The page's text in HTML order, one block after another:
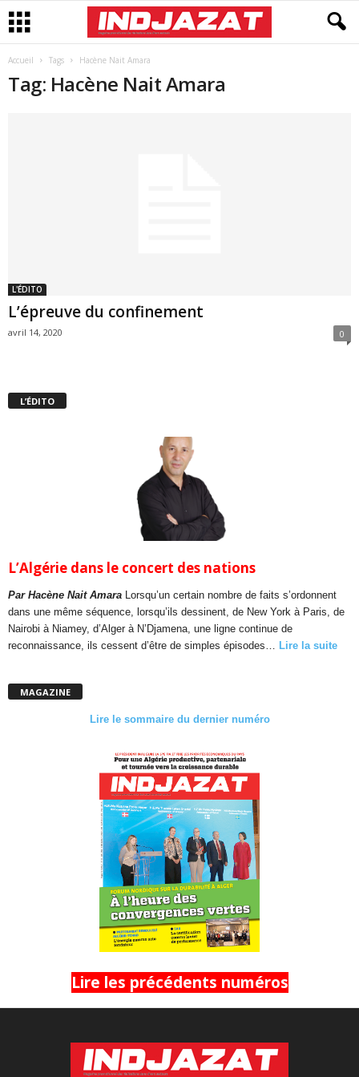
Accueil Tags Hacène Nait Amara
Tag: Hacène Nait Amara
L'ÉDITO
L’épreuve du confinement
avril 14, 2020 0
L’ÉDITO
L’Algérie dans le concert des nations
Par Hacène Nait Amara Lorsqu’un certain nombre de faits s’ordonnent
dans une même séquence, lorsqu’ils dessinent, de New York à Paris, de
Nairobi à Niamey, d’Alger à N’Djamena, une ligne continue de
reconnaissance, ils cessent d’être de simples épisodes… Lire la suite
MAGAZINE
Lire le sommaire du dernier numéro
Lire les précédents numéros